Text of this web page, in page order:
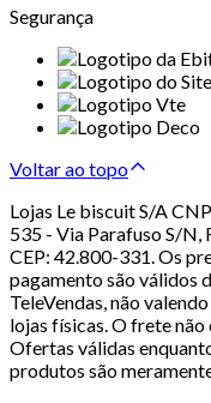
Segurança
Voltar ao topo
Lojas Le biscuit S/A
535 - Via Parafuso S/N,
CEP: 42.800-331. Os
pagamento são válidos
TeleVendas, não
lojas físicas. O frete
Ofertas válidas
produtos são